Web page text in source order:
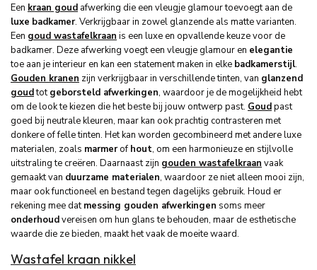
Een kraan goud afwerking die een vleugje glamour toevoegt aan de
luxe badkamer. Verkrijgbaar in zowel glanzende als matte varianten.
Een goud wastafelkraan is een luxe en opvallende keuze voor de
badkamer. Deze afwerking voegt een vleugje glamour en elegantie
toe aan je interieur en kan een statement maken in elke badkamerstijl.
Gouden kranen zijn verkrijgbaar in verschillende tinten, van glanzend
goudtotgeborsteld afwerkingen, waardoor je de mogelijkheid hebt
om de look te kiezen die het beste bij jouw ontwerp past. Goudpast
goed bij neutrale kleuren, maar kan ook prachtig contrasteren met
donkere of felle tinten. Het kan worden gecombineerd met andere luxe
materialen, zoals marmerof hout, om een harmonieuze en stijlvolle
uitstraling te creëren. Daarnaast zijn gouden wastafelkraan vaak
gemaakt van duurzame materialen, waardoor ze niet alleen mooi zijn,
maar ook functioneel en bestand tegen dagelijks gebruik. Houd er
rekening mee datmessing gouden afwerkingen soms meer
onderhoudvereisen om hun glans te behouden, maar de esthetische
waarde die ze bieden, maakt het vaak de moeite waard.
Wastafel kraan nikkel